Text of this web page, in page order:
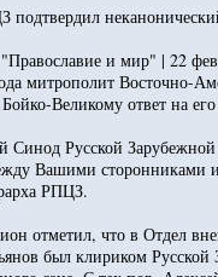
подтвердил
и мир" | 22
митрополит Восточно-
Великому ответ на
Синод Русской Зарубежной
Вашими сторонниками и
РПЦЗ.
отметил, что в Отдел
был клириком